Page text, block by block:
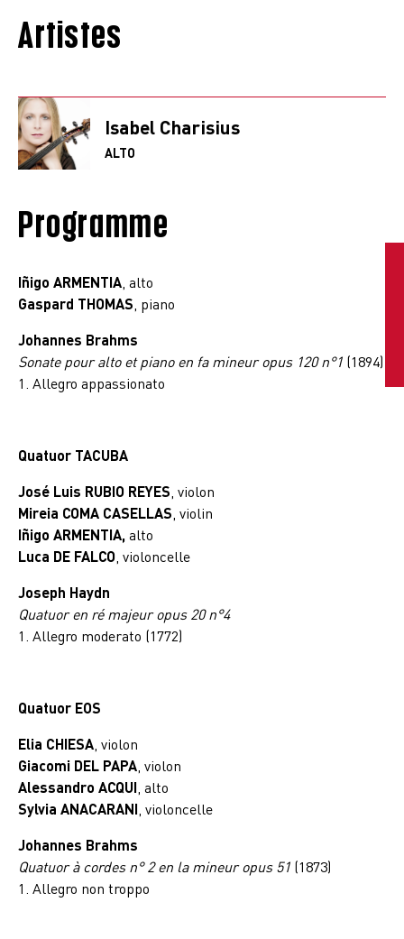
Artistes
Isabel Charisius
ALTO
Programme
Iñigo ARMENTIA , alto
Gaspard THOMAS , piano
Johannes Brahms
Sonate pour alto et piano en fa mineur opus 120 n°1 (1894)
1. Allegro appassionato
Quatuor TACUBA
José Luis RUBIO REYES , violon
Mireia COMA CASELLAS , violin
Iñigo ARMENTIA,alto
Luca DE FALCO , violoncelle
Joseph Haydn
Quatuor en ré majeur opus 20 n°4
1. Allegro moderato (1772)
Quatuor EOS
Elia CHIESA , violon
Giacomi DEL PAPA , violon
Alessandro ACQUI , alto
Sylvia ANACARANI , violoncelle
Johannes Brahms
Quatuor à cordes n° 2 en la mineur opus 51 (1873)
1. Allegro non troppo